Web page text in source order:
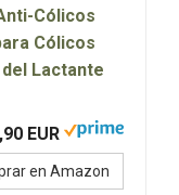
Cólicos
Cólicos
Lactante
EUR
en Amazon